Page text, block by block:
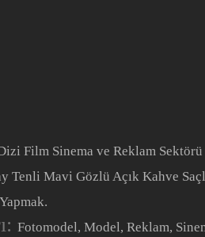
Film Sinema ve Reklam Sektörü
Tenli Mavi Gözlü Açık Kahve
Fotomodel, Model, Reklam,